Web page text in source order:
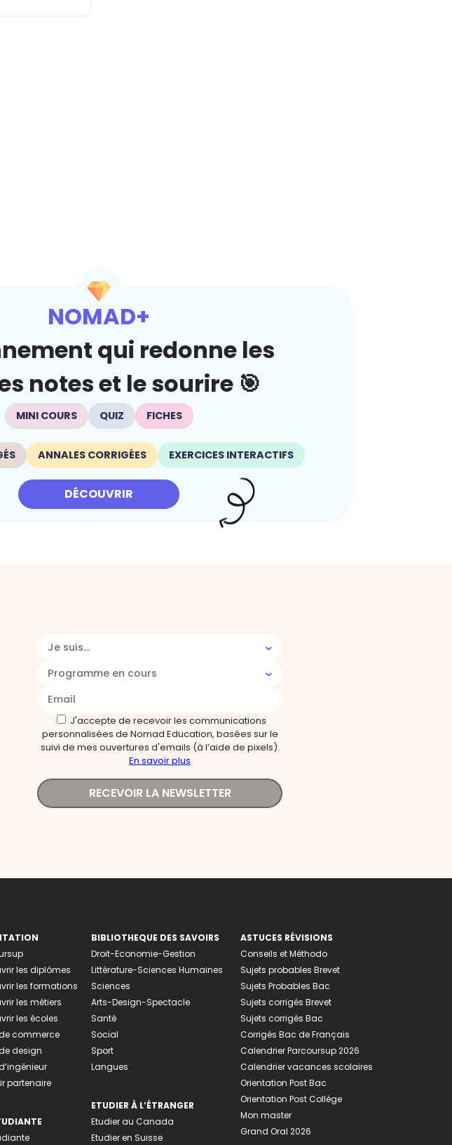
NOMAD+
qui redonne les
notes et le sourire 🎯
MINI COURS QUIZ FICHES
ANNALES CORRIGÉES EXERCICES INTERACTIFS
DÉCOUVRIR
Je suis...
Programme en cours
J'accepte de recevoir les communications
personnalisées de Nomad Education, basées sur le
suivi de mes ouvertures d'emails (à l’aide de pixels).
En savoir plus
RECEVOIR LA NEWSLETTER
les diplômes
les formations
les métiers
les écoles
commerce
design
partenaire
BIBLIOTHEQUE DES SAVOIRS
Droit-Economie-Gestion
Littérature-Sciences Humaines
Sciences
Arts-Design-Spectacle
Santé
Social
Sport
Langues
ETUDIER À L’ÉTRANGER
Etudier au Canada
Etudier en Suisse
ASTUCES RÉVISIONS
Conseils et Méthodo
Sujets probables Brevet
Sujets Probables Bac
Sujets corrigés Brevet
Sujets corrigés Bac
Corrigés Bac de Français
Calendrier Parcoursup 2026
Calendrier vacances scolaires
Orientation Post Bac
Orientation Post Collège
Mon master
Grand Oral 2026